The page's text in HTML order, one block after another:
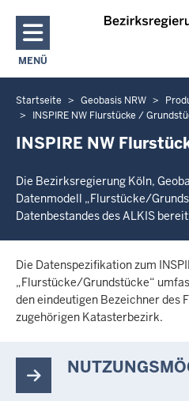
Direkt
MENÜ
NAVIGATION AKTIVIEREN/
Sie
befinden
sich
Startseite Geobasis NRW
INSPIRE NW Flurstücke /
INSPIRE NW
Die Bezirksregierung Köln,
Datenmodell „Flurstücke/
Datenbestandes des ALKIS
Die Datenspezifikation zum
„Flurstücke/Grundstücke“
den eindeutigen Bezeichner des
zugehörigen Katasterbezirk.